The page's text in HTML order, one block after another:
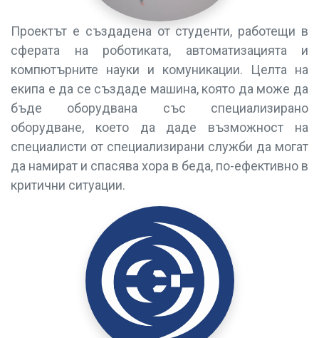
Проектът е създадена от студенти, работещи в
сферата на роботиката, автоматизацията и
компютърните науки и комуникации. Целта на
екипа е да се създаде машина, която да може да
бъде оборудвана със специализирано
оборудване, което да даде възможност на
специалисти от специализирани служби да могат
да намират и спасява хора в беда, по-ефективно в
критични ситуации.